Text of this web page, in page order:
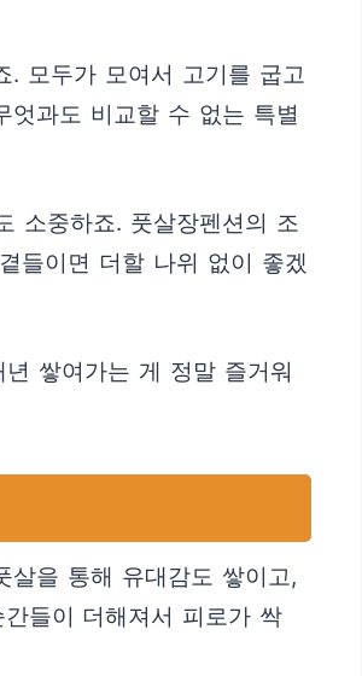
. 모두가 모여서 고기를 굽고
엇과도 비교할 수 없는 특별
소중하죠. 풋살장펜션의 조
들이면 더할 나위 없이 좋겠
쌓여가는 게 정말 즐거워
살을 통해 유대감도 쌓이고,
들이 더해져서 피로가 싹